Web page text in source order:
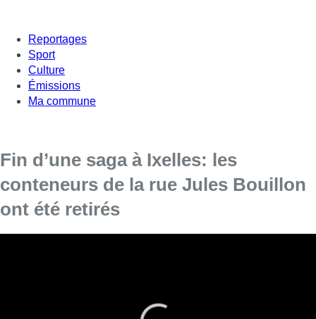
Reportages
Sport
Culture
Émissions
Ma commune
Fin d’une saga à Ixelles: les
conteneurs de la rue Jules Bouillon
ont été retirés
Il y a quelques jours, la justice avait donné raison aux